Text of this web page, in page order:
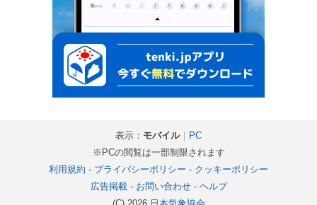
表示： モバイル｜ PC
※PCの閲覧は一部制限されます
利用規約 - プライバシーポリシー - クッキーポリシー
広告掲載- お問い合わせ- ヘルプ